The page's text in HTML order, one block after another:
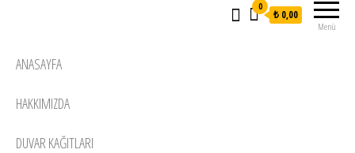
Menü
0
₺ 0,00
ANASAYFA
HAKKIMIZDA
DUVAR KAĞITLARI